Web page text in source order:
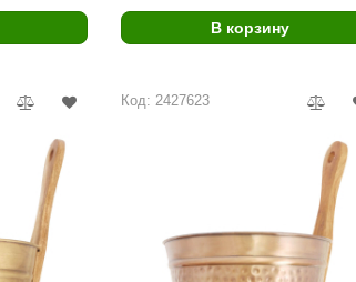
В корзину
Код: 2427623